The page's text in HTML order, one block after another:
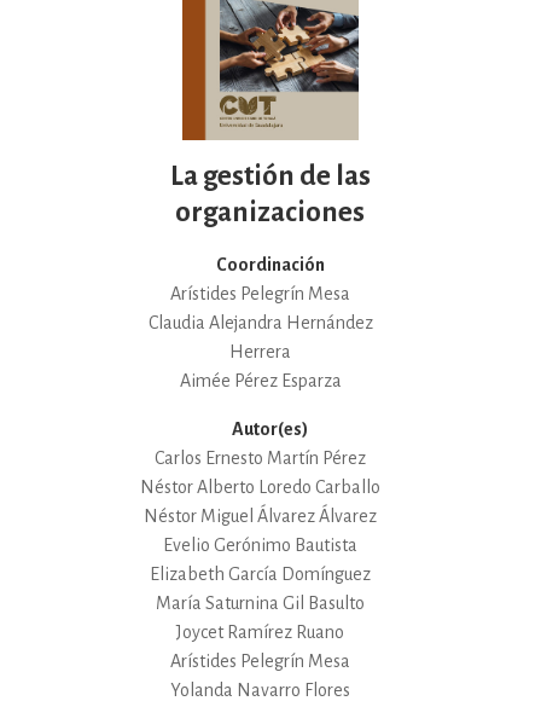
La gestión de las
organizaciones
Coordinación
Arístides Pelegrín Mesa
Claudia Alejandra Hernández
Herrera
Aimée Pérez Esparza
Autor(es)
Carlos Ernesto Martín Pérez
Néstor Alberto Loredo Carballo
Néstor Miguel Álvarez Álvarez
Evelio Gerónimo Bautista
Elizabeth García Domínguez
María Saturnina Gil Basulto
Joycet Ramírez Ruano
Arístides Pelegrín Mesa
Yolanda Navarro Flores